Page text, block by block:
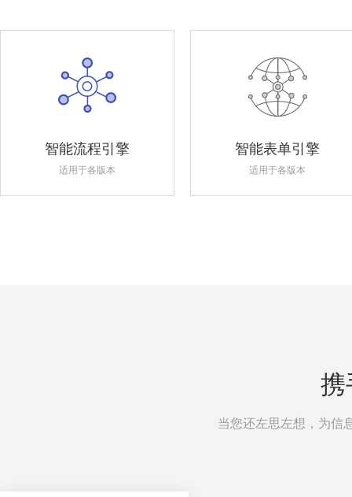
智能流程引擎
适用于各版本
智能表单引擎
适用于各版本
携
当您还左思左想，为信